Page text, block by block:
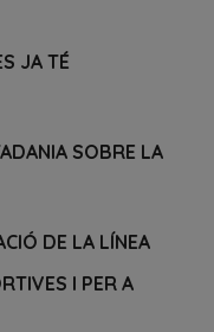
JA TÉ
SOBRE LA
DE LA LÍNEA
I PER A